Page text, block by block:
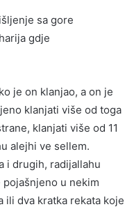
sa gore
gdje
je on klanjao, a on je
klanjati više od toga
klanjati više od 11
alejhi ve sellem.
i drugih, radijallahu
pojašnjeno u nekim
ili dva kratka rekata koje